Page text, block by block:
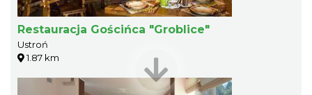
Restauracja Gościńca "Groblice"
Ustroń
1.87 km